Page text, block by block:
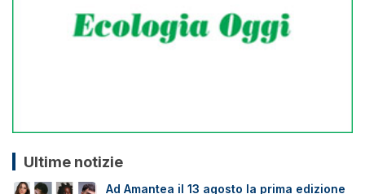
Ultime notizie
Ad Amantea il 13 agosto la prima edizione